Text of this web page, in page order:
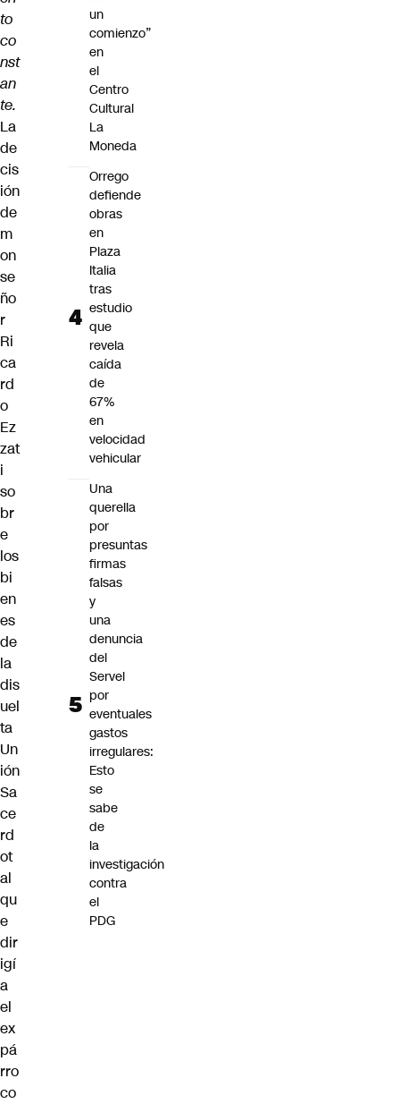
to
co
nst
an
te.
La
de
cis
ión
de
m
on
se
ño
r
Ri
ca
rd
o
Ez
zat
i
so
br
e
los
bi
en
es
de
la
dis
uel
ta
Un
ión
Sa
ce
rd
ot
al
qu
e
dir
igí
a
el
ex
pá
rro
co
un
comienzo”
en
el
Centro
Cultural
La
Moneda
Orrego
defiende
obras
en
Plaza
Italia
tras
estudio
que
revela
caída
de
67%
en
velocidad
vehicular
Una
querella
por
presuntas
firmas
falsas
y
una
denuncia
del
Servel
por
eventuales
gastos
irregulares:
Esto
se
sabe
de
la
investigación
contra
el
PDG